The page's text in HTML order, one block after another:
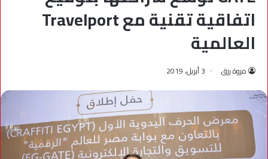
اتفاقية تقنية مع Travelport
العالمية
مروة رزق 3 أبريل، 2019